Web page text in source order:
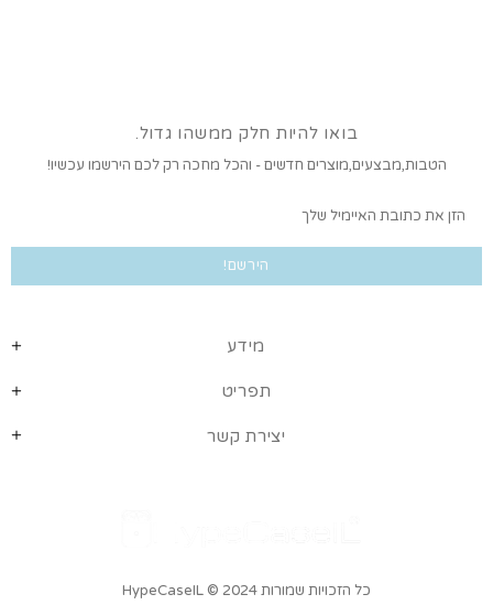
בואו להיות חלק ממשהו גדול.
הטבות,מבצעים,מוצרים חדשים - והכל מחכה רק לכם הירשמו עכשיו!
מידע
תפריט
יצירת קשר
כל הזכויות שמורות HypeCaseIL© 2024